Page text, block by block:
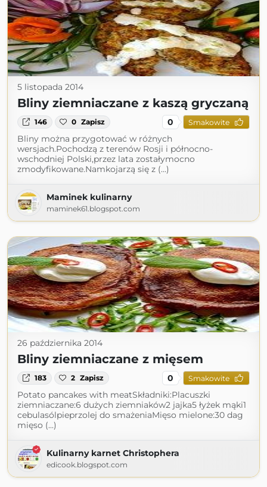
5 listopada 2014
Bliny ziemniaczane z kaszą gryczaną
146 0 Zapisz 0 Smakowite
Bliny można przygotować w różnych
wersjach.Pochodzą z terenów Rosji i północno-
wschodniej Polski,przez lata zostałymocno
zmodyfikowane.Namkojarzą się z (...)
Maminek kulinarny
maminek61.blogspot.com
26 października 2014
Bliny ziemniaczane z mięsem
183 2 Zapisz 0 Smakowite
Potato pancakes with meatSkładniki:Placuszki
ziemniaczane:6 dużych ziemniaków2 jajka5 łyżek mąki1
cebulasólpieprzolej do smażeniaMięso mielone:30 dag
mięso (...)
Kulinarny karnet Christophera
edicook.blogspot.com